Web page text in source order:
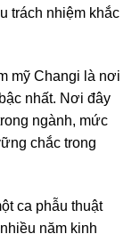
trách nhiệm khắc
mỹ Changi là nơi
nhất. Nơi đây
ngành, mức
chắc trong
ca phẫu thuật
năm kinh